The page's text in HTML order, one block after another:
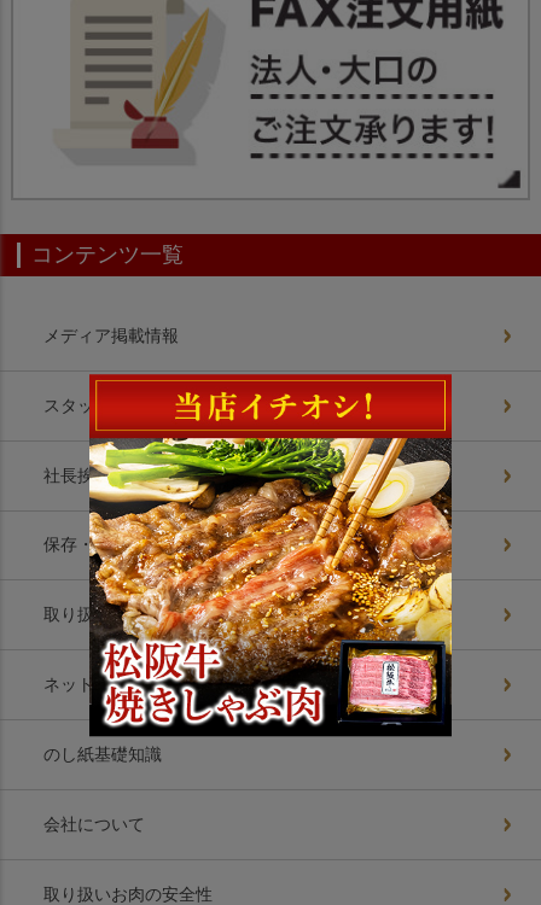
コンテンツ一覧
メディア掲載情報
スタッフブログ
社長挨拶
保存・解凍方法
取り扱いお肉美味の理由
ネットショップ8つの約束
のし紙基礎知識
会社について
取り扱いお肉の安全性